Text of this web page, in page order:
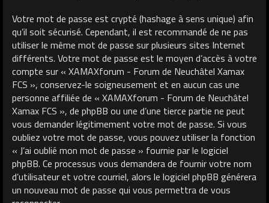
Votre mot de passe est crypté (hashage à sens unique) afin
qu’il soit sécurisé. Cependant, il est recommandé de ne pas
utiliser le même mot de passe sur plusieurs sites Internet
différents. Votre mot de passe est le moyen d’accès à votre
compte sur « XAMAXforum - Forum de Neuchâtel Xamax
FCS », conservez-le soigneusement et en aucun cas une
personne affiliée de « XAMAXforum - Forum de Neuchâtel
Xamax FCS », de phpBB ou une d’une tierce partie ne peut
vous demander légitimement votre mot de passe. Si vous
oubliez votre mot de passe, vous pouvez utiliser la fonction
« J’ai oublié mon mot de passe » fournie par le logiciel
phpBB. Ce processus vous demandera de fournir votre nom
d’utilisateur et votre courriel, alors le logiciel phpBB générera
un nouveau mot de passe qui vous permettra de vous